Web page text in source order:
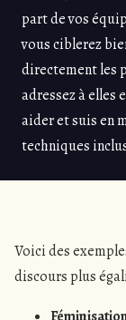
part de vos
vous ciblerez
directement les
adressez à elles
aider et suis en
techniques
Voici des
discours plus